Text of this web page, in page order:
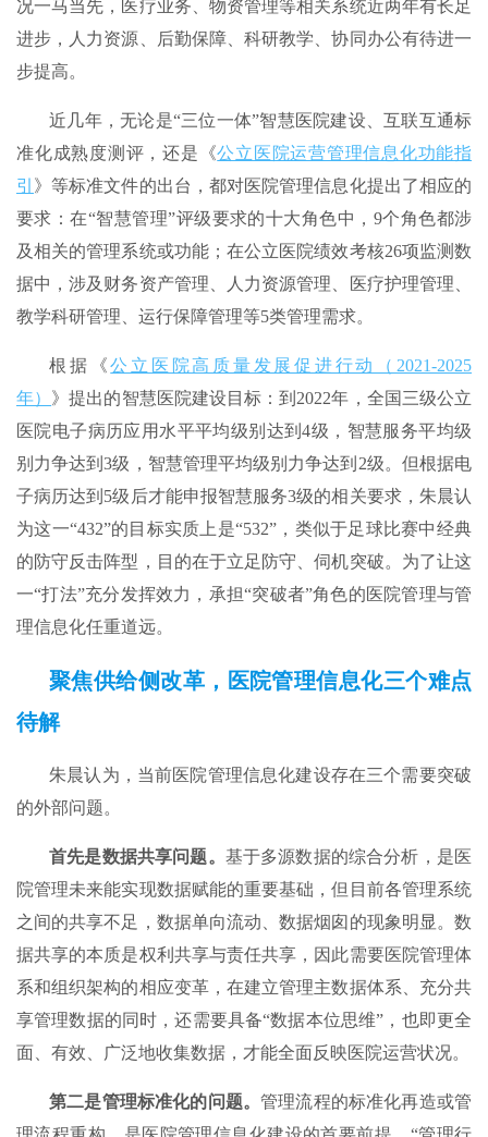
况一马当先，医疗业务、物资管理等相关系统近两年有长足
进步，人力资源、后勤保障、科研教学、协同办公有待进一
步提高。
近几年，无论是“三位一体”智慧医院建设、互联互通标
准化成熟度测评，还是《公立医院运营管理信息化功能指
引 》等标准文件的出台，都对医院管理信息化提出了相应的
要求：在“智慧管理”评级要求的十大角色中，9个角色都涉
及相关的管理系统或功能；在公立医院绩效考核26项监测数
据中，涉及财务资产管理、人力资源管理、医疗护理管理、
教学科研管理、运行保障管理等5类管理需求。
根据《公立医院高质量发展促进行动（2021-2025
年） 》提出的智慧医院建设目标：到2022年，全国三级公立
医院电子病历应用水平平均级别达到4级，智慧服务平均级
别力争达到3级，智慧管理平均级别力争达到2级。但根据电
子病历达到5级后才能申报智慧服务3级的相关要求，朱晨认
为这一“432”的目标实质上是“532”，类似于足球比赛中经典
的防守反击阵型，目的在于立足防守、伺机突破。为了让这
一“打法”充分发挥效力，承担“突破者”角色的医院管理与管
理信息化任重道远。
聚焦供给侧改革，医院管理信息化三个难点
待解
朱晨认为，当前医院管理信息化建设存在三个需要突破
的外部问题。
首先是数据共享问题。 基于多源数据的综合分析，是医
院管理未来能实现数据赋能的重要基础，但目前各管理系统
之间的共享不足，数据单向流动、数据烟囱的现象明显。数
据共享的本质是权利共享与责任共享，因此需要医院管理体
系和组织架构的相应变革，在建立管理主数据体系、充分共
享管理数据的同时，还需要具备“数据本位思维”，也即更全
面、有效、广泛地收集数据，才能全面反映医院运营状况。
第二是管理标准化的问题。管理流程的标准化再造或管